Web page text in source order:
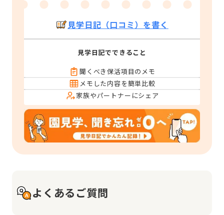
見学日記（口コミ）を書く
見学日記でできること
聞くべき保活項目のメモ
メモした内容を簡単比較
家族やパートナーにシェア
よくあるご質問